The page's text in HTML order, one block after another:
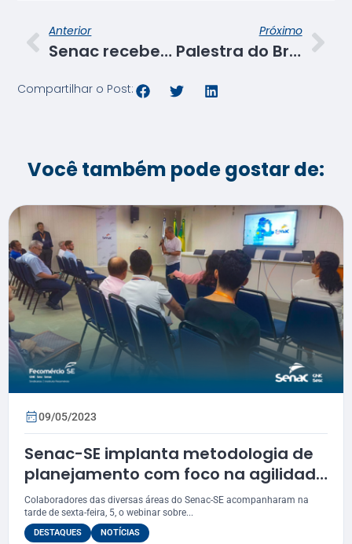
Anterior
Senac recebe britânico especialista em economia criativa
Próximo
Palestra do Britânico Tom Fleming lota auditório do Senac
Compartilhar o Post:
Você também pode gostar de:
09/05/2023
Senac-SE implanta metodologia de
planejamento com foco na agilidade
e resultados
Colaboradores das diversas áreas do Senac-SE acompanharam na
tarde de sexta-feira, 5, o webinar sobre...
DESTAQUES NOTÍCIAS